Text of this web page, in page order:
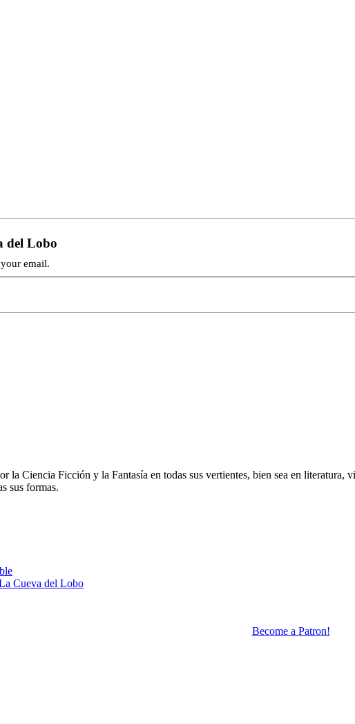
del Lobo
email.
la Ciencia Ficción y la Fantasía en todas sus vertientes, bien sea en literatura,
sus formas.
Cueva del Lobo
Become a Patron!